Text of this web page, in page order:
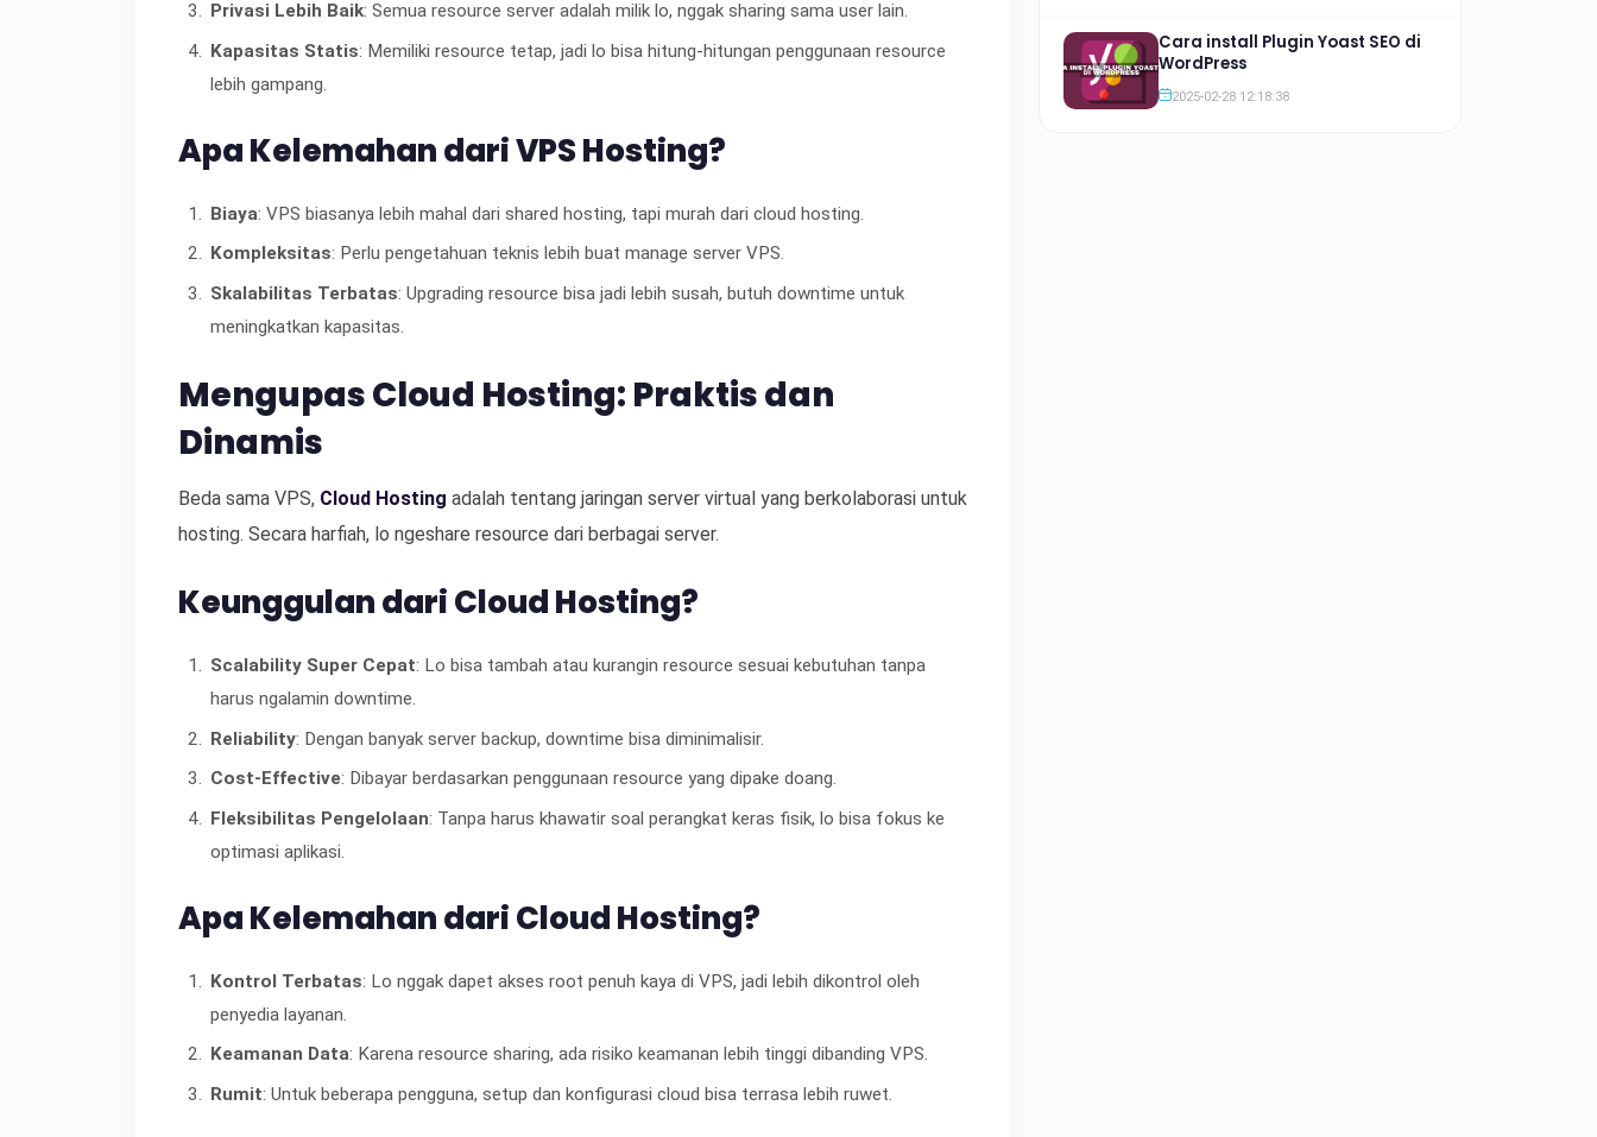
Privasi Lebih Baik: Semua resource server adalah milik lo, nggak sharing sama user lain.
Kapasitas Statis: Memiliki resource tetap, jadi lo bisa hitung-hitungan penggunaan resource
lebih gampang.
Apa Kelemahan dari VPS Hosting?
Biaya: VPS biasanya lebih mahal dari shared hosting, tapi murah dari cloud hosting.
Kompleksitas: Perlu pengetahuan teknis lebih buat manage server VPS.
Skalabilitas Terbatas: Upgrading resource bisa jadi lebih susah, butuh downtime untuk
meningkatkan kapasitas.
Mengupas Cloud Hosting: Praktis dan
Dinamis
Beda sama VPS, Cloud Hosting adalah tentang jaringan server virtual yang berkolaborasi untuk
hosting. Secara harfiah, lo ngeshare resource dari berbagai server.
Keunggulan dari Cloud Hosting?
Scalability Super Cepat: Lo bisa tambah atau kurangin resource sesuai kebutuhan tanpa
harus ngalamin downtime.
Reliability: Dengan banyak server backup, downtime bisa diminimalisir.
Cost-Effective: Dibayar berdasarkan penggunaan resource yang dipake doang.
Fleksibilitas Pengelolaan: Tanpa harus khawatir soal perangkat keras fisik, lo bisa fokus ke
optimasi aplikasi.
Apa Kelemahan dari Cloud Hosting?
Kontrol Terbatas: Lo nggak dapet akses root penuh kaya di VPS, jadi lebih dikontrol oleh
penyedia layanan.
Keamanan Data: Karena resource sharing, ada risiko keamanan lebih tinggi dibanding VPS.
Rumit: Untuk beberapa pengguna, setup dan konfigurasi cloud bisa terrasa lebih ruwet.
Cara install Plugin Yoast SEO di
WordPress
2025-02-28 12:18:38